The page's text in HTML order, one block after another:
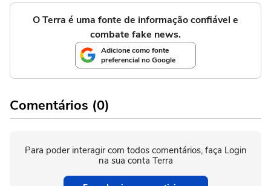
O Terra é uma fonte de informação confiável e
combate fake news.
Adicione como fonte
preferencial no Google
Comentários (0)
Para poder interagir com todos comentários, faça Login
na sua conta Terra